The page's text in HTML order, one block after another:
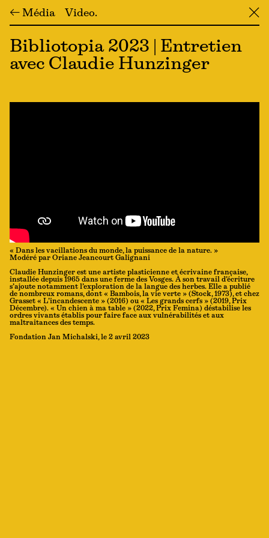
← Média Video ╳
Bibliotopia 2023 | Entretien
avec Claudie Hunzinger
« Dans les vacillations du monde, la puissance de la nature. »
Modéré par Oriane Jeancourt Galignani
Claudie Hunzinger est une artiste plasticienne et écrivaine française,
installée depuis 1965 dans une ferme des Vosges. À son travail d’écriture
s’ajoute notamment l’exploration de la langue des herbes. Elle a publié
de nombreux romans, dont « Bambois, la vie verte » (Stock, 1973), et chez
Grasset « L’incandescente » (2016) ou « Les grands cerfs » (2019, Prix
Décembre). « Un chien à ma table » (2022, Prix Femina) déstabilise les
ordres vivants établis pour faire face aux vulnérabilités et aux
maltraitances des temps.
Fondation Jan Michalski, le 2 avril 2023